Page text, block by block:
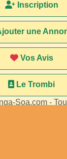
Inscription
une
Vos Avis
Le Trombi
Soa.com -